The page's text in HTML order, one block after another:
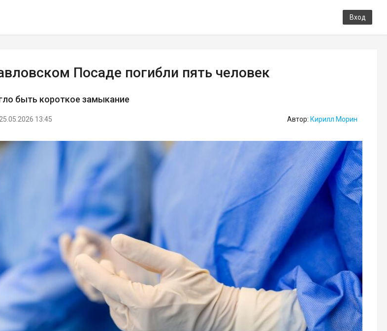
Вход
Посаде погибли пять человек
быть короткое замыкание
25.05.2026 13:45 Автор: Кирилл Морин